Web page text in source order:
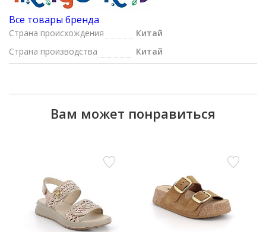
Все товары бренда
Страна происхождения
Китай
Страна производства
Китай
Вам может понравиться